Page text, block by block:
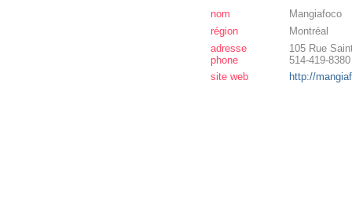
nom
Mangiafoco
région
Montréal
adresse
phone
105 Rue
514-419-8380
site web
http://